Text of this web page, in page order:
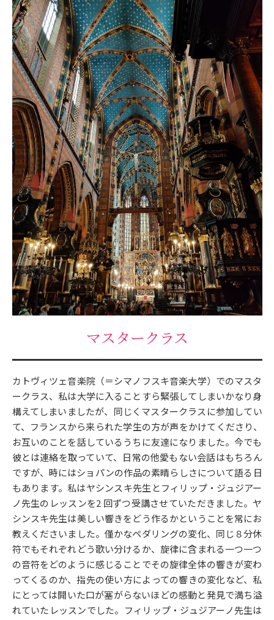
マスタークラス
カトヴィツェ音楽院（＝シマノフスキ音楽大学）でのマスタ
ークラス、私は大学に入ることすら緊張してしまいかなり身
構えてしまいましたが、同じくマスタークラスに参加してい
て、フランスから来られた学生の方が声をかけてくださり、
お互いのことを話しているうちに友達になりました。今でも
彼とは連絡を取っていて、日常の他愛もない会話はもちろん
ですが、時にはショパンの作品の素晴らしさについて語る日
もあります。私はヤシンスキ先生とフィリップ・ジュジアー
ノ先生のレッスンを2 回ずつ受講させていただきました。ヤ
シンスキ先生は美しい響きをどう作るかということを常にお
教えくださいました。僅かなペダリングの変化、同じ８分休
符でもそれぞれどう歌い分けるか、旋律に含まれる一つ一つ
の音符をどのように感じることでその旋律全体の響きが変わ
ってくるのか、指先の使い方によっての響きの変化など、私
にとっては開いた口が塞がらないほどの感動と発見で満ち溢
れていたレッスンでした。フィリップ・ジュジアーノ先生は